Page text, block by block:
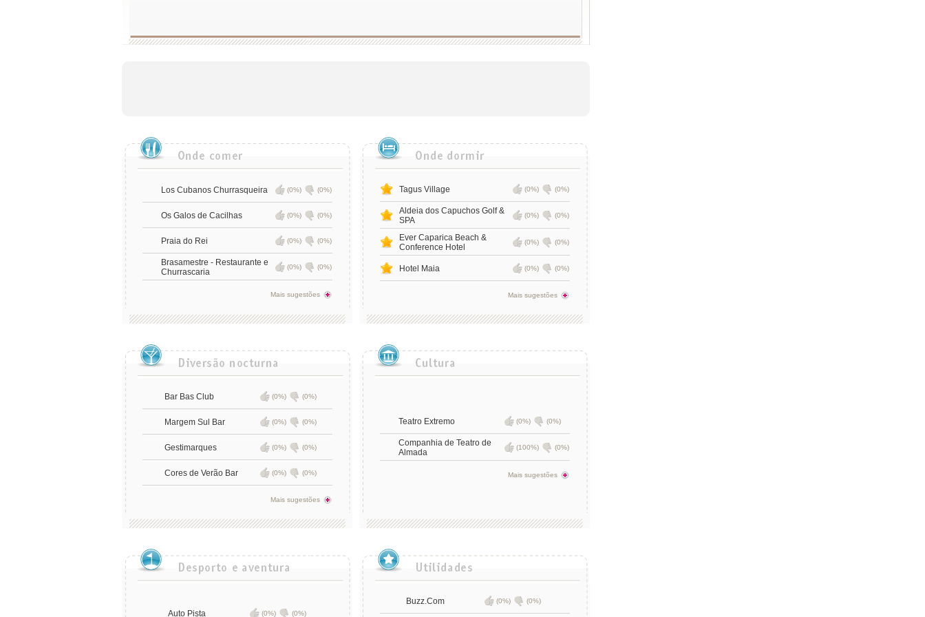
Los Cubanos Churrasqueira (0%) (0%)
Os Galos de Cacilhas (0%) (0%)
Praia do Rei (0%) (0%)
Brasamestre - Restaurante e
Churrascaria
(0%) (0%)
Mais sugestões
Tagus Village (0%) (0%)
Aldeia dos Capuchos Golf &
SPA
(0%) (0%)
Ever Caparica Beach &
Conference Hotel
(0%) (0%)
Hotel Maia (0%) (0%)
Mais sugestões
Bar Bas Club (0%) (0%)
Margem Sul Bar (0%) (0%)
Gestimarques (0%) (0%)
Cores de Verão Bar (0%) (0%)
Mais sugestões
Teatro Extremo (0%) (0%)
Companhia de Teatro de
Almada
(100%) (0%)
Mais sugestões
Auto Pista (0%) (0%)
Buzz.Com (0%) (0%)